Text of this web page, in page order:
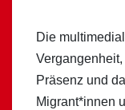
Die
Präsenz und
Migrant*innen